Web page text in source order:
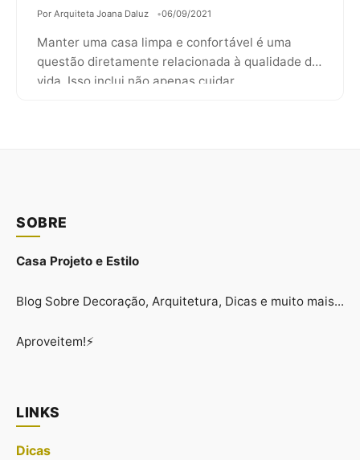
Por Arquiteta Joana Daluz 06/09/2021
Manter uma casa limpa e confortável é uma
questão diretamente relacionada à qualidade de
vida. Isso inclui não apenas cuidar…
SOBRE
Casa Projeto e Estilo
Blog Sobre Decoração, Arquitetura, Dicas e muito mais...
Aproveitem!⚡
LINKS
Dicas